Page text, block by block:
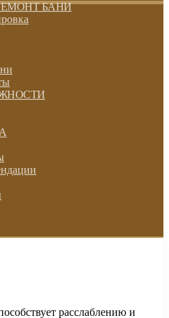
БАНИ
расслаблению и